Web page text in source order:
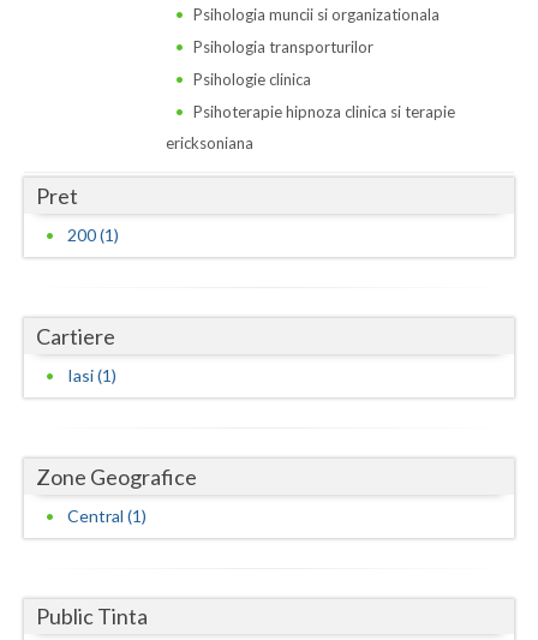
Galati
Giurgiu
Harghita
Hunedoara
Iasi
Ilfov
Mehedinti
Psihologia muncii si organizationala
Psihologia transporturilor
Psihologie clinica
Psihoterapie hipnoza clinica si terapie
ericksoniana
Pret
200 (1)
Cartiere
Iasi (1)
Zone Geografice
Central (1)
Public Tinta